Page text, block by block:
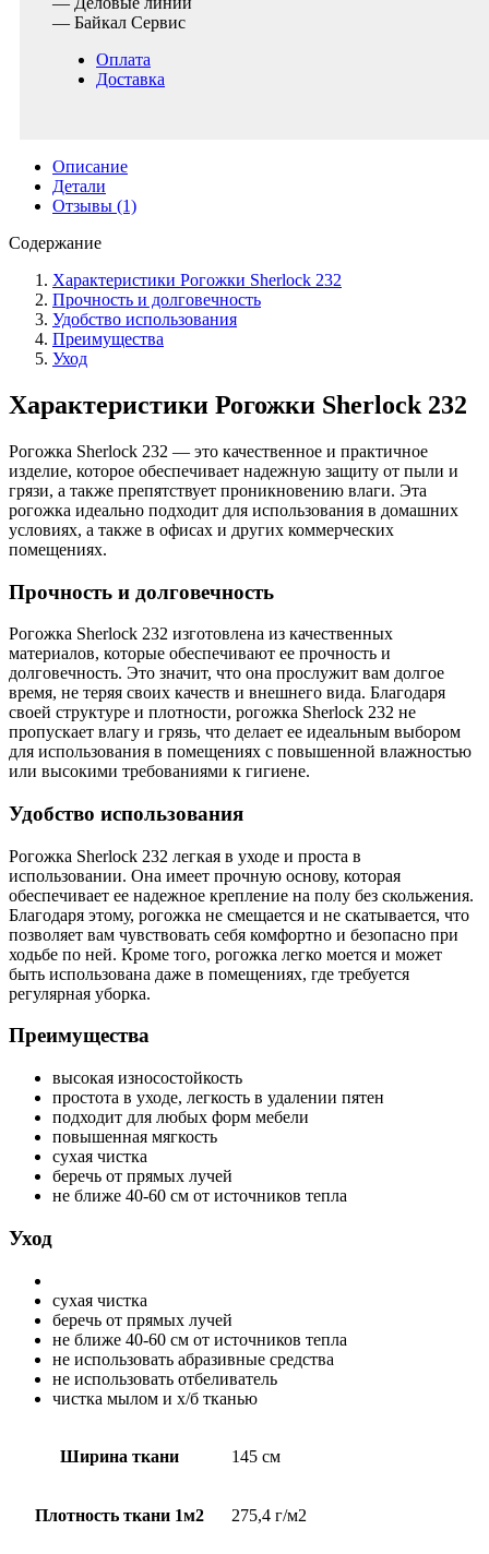
— Байкал Сервис
Оплата
Доставка
Описание
Детали
Отзывы (1)
Содержание
Характеристики Рогожки Sherlock 232
Прочность и долговечность
Удобство использования
Преимущества
Уход
Характеристики Рогожки Sherlock 232
Рогожка Sherlock 232 — это качественное и практичное
изделие, которое обеспечивает надежную защиту от пыли и
грязи, а также препятствует проникновению влаги. Эта
рогожка идеально подходит для использования в домашних
условиях, а также в офисах и других коммерческих
помещениях.
Прочность и долговечность
Рогожка Sherlock 232 изготовлена из качественных
материалов, которые обеспечивают ее прочность и
долговечность. Это значит, что она прослужит вам долгое
время, не теряя своих качеств и внешнего вида. Благодаря
своей структуре и плотности, рогожка Sherlock 232 не
пропускает влагу и грязь, что делает ее идеальным выбором
для использования в помещениях с повышенной влажностью
или высокими требованиями к гигиене.
Удобство использования
Рогожка Sherlock 232 легкая в уходе и проста в
использовании. Она имеет прочную основу, которая
обеспечивает ее надежное крепление на полу без скольжения.
Благодаря этому, рогожка не смещается и не скатывается, что
позволяет вам чувствовать себя комфортно и безопасно при
ходьбе по ней. Кроме того, рогожка легко моется и может
быть использована даже в помещениях, где требуется
регулярная уборка.
Преимущества
высокая износостойкость
простота в уходе, легкость в удалении пятен
подходит для любых форм мебели
повышенная мягкость
сухая чистка
беречь от прямых лучей
не ближе 40-60 см от источников тепла
Уход
сухая чистка
беречь от прямых лучей
не ближе 40-60 см от источников тепла
не использовать абразивные средства
не использовать отбеливатель
чистка мылом и х/б тканью
Ширина ткани 145 см
Плотность ткани 1м2 275,4 г/м2